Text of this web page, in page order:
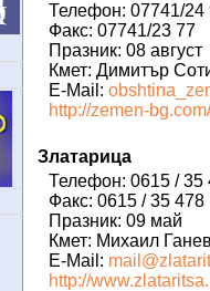
Телефон: 07741/24
Факс: 07741/23 77
Празник: 08 август
Кмет: Димитър
E-Mail:
http://zemen-bg.com/
Златарица
Телефон: 0615 / 35
Факс: 0615 / 35 478
Празник: 09 май
Кмет: Михаил
E-Mail:
http://